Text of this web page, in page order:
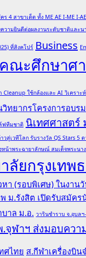
4 สาขาเด็ด ทั้ง ME AE I-ME I-
วามยินดีต่อผลงานระดับชาติและน
ที่สิงคโปร์ Business
คณะศึกษาศ
Cleanup ใช้กล้องและ AI วิเครา
ทยากรโครงการอบ
ฟทีมชาติ นิเทศศาสตร์
วสู่เวทีโลก รับรางวัล QS Stars 5
หน้าพระฉายาลักษณ์ สมเด็จพระ
ลัยกรุงเทพ
(รอบพิเศษ) ในงาน
ม.รังสิต เปิดรับสมัค
าล ม.อ. วารินชำราบ จ.อุบลฯ
จุฬาฯ ส่งมอบคว
ศไทย ส.กีฬาเครื่องบิน